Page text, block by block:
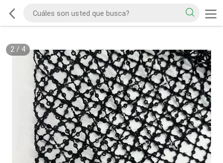
2/ 4